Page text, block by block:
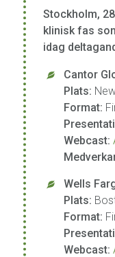
Stockholm,
klinisk fas
idag
Cantor
Plats:
Format:
Webcast:
Wells
Plats:
Format:
Webcast: